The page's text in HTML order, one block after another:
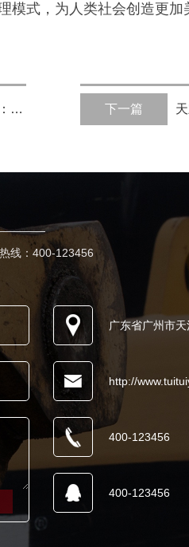
式，为人类社会创造更加
下一篇 天
线：400-123456
广东省广州市
http://
400-123456
400-123456